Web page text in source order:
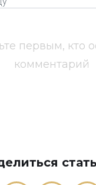
первым, кто
комментарий